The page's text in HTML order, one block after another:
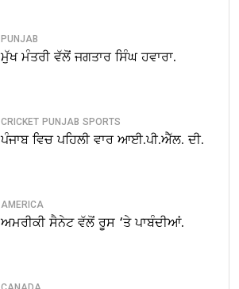
PUNJAB
ਮੁੱਖ ਮੰਤਰੀ ਵੱਲੋਂ ਜਗਤਾਰ ਸਿੰਘ ਹਵਾਰਾ.
CRICKET PUNJAB SPORTS
ਪੰਜਾਬ ਵਿਚ ਪਹਿਲੀ ਵਾਰ ਆਈ.ਪੀ.ਐੱਲ. ਦੀ.
AMERICA
ਅਮਰੀਕੀ ਸੈਨੇਟ ਵੱਲੋਂ ਰੂਸ ‘ਤੇ ਪਾਬੰਦੀਆਂ.